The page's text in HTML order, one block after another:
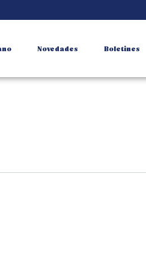
Novedades Boletines